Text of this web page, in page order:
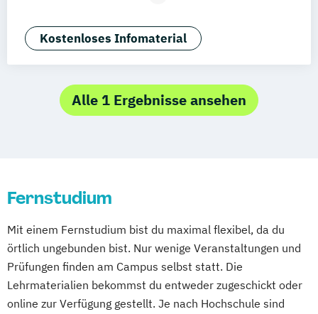
Mannheim Wertheim
Frankfurt am Main Hamm Zürich
Betriebswirtschaft und Interkulturelle
Kommunikation
Digital Marketing
Kommunikation und Content Creation
Sales Management & Strategy
UX-Design
Kostenloses Infomaterial
Alle 1 Ergebnisse ansehen
Fernstudium
Mit einem Fernstudium bist du maximal flexibel, da du
örtlich ungebunden bist. Nur wenige Veranstaltungen und
Prüfungen finden am Campus selbst statt. Die
Lehrmaterialien bekommst du entweder zugeschickt oder
online zur Verfügung gestellt. Je nach Hochschule sind